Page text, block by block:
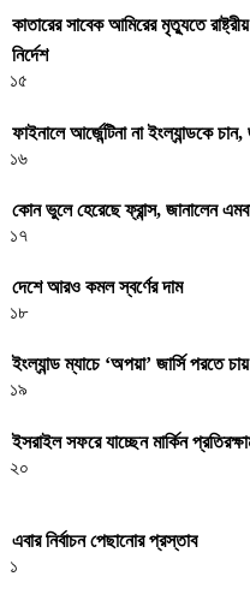
কাতারের সাবেক আমিরের মৃত্যুতে
নির্দেশ
১৫
ফাইনালে আর্জেন্টিনা না ইংল্যান্ডকে
১৬
কোন ভুলে হেরেছে ফ্রান্স, জানালেন
১৭
দেশে আরও কমল স্বর্ণের দাম
১৮
ইংল্যান্ড ম্যাচে ‘অপয়া’ জার্সি পরতে
১৯
ইসরাইল সফরে যাচ্ছেন মার্কিন
২০
এবার নির্বাচন পেছানোর প্রস্তাব
১